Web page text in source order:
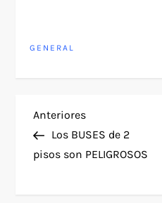
GENERAL
N
a
Entrada
anterior
Anteriores
Los BUSES de 2
pisos son PELIGROSOS